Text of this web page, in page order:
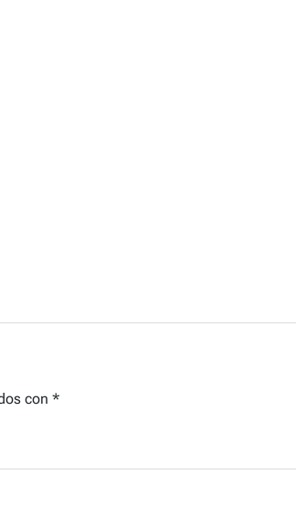
con *